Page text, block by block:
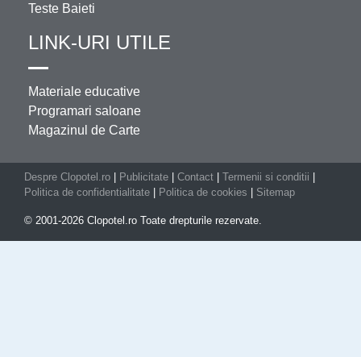
Teste Baieti
LINK-URI UTILE
Materiale educative
Programari saloane
Magazinul de Carte
Despre Clopotel.ro | Publicitate | Contact | Termenii si conditii |
Politica de confidentialitate | Politica de cookies | Sitemap
© 2001-2026 Clopotel.ro Toate drepturile rezervate.